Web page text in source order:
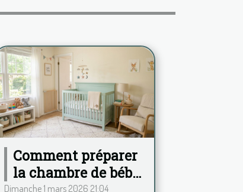
Comment préparer
la chambre de bébé
Dimanche 1 mars 2026 21:04